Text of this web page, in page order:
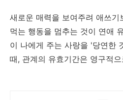
새로운 매력을 보여주려 애쓰
먹는 행동을 멈추는 것이 연애
이 나에게 주는 사랑을 '당연한
때, 관계의 유효기간은 영구적